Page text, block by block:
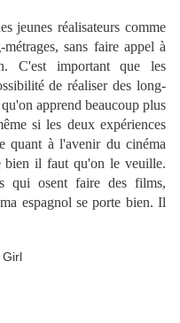
jeunes réalisateurs comme
sans faire appel à
C'est important que les
de réaliser des long-
apprend beaucoup plus
si les deux expériences
quant à l'avenir du cinéma
bien il faut qu'on le veuille.
qui osent faire des films,
espagnol se porte bien. Il